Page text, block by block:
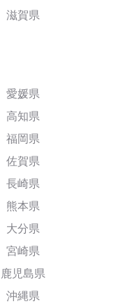
滋賀県
愛媛県
高知県
福岡県
佐賀県
長崎県
熊本県
大分県
宮崎県
鹿児島県
沖縄県